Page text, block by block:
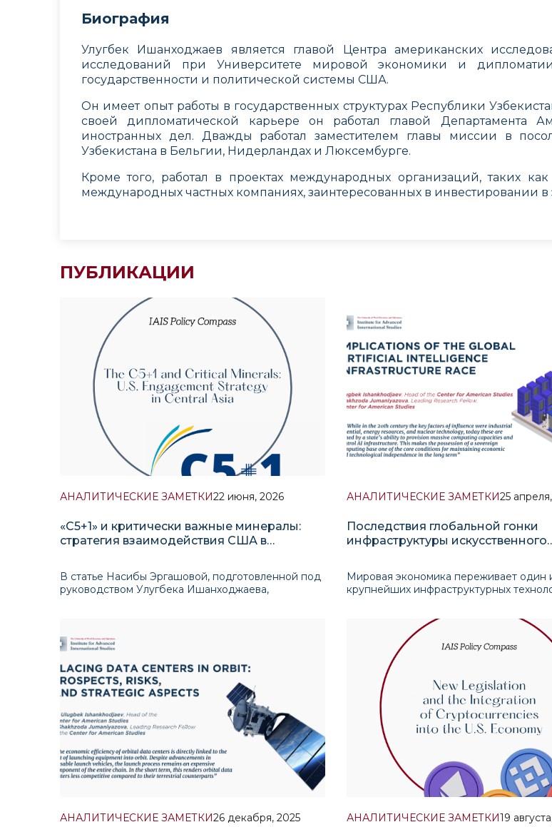
Биография
Улугбек Ишанходжаев является главой Центра американских
исследований при Университете мировой экономики и
государственности и политической системы США.
Он имеет опыт работы в государственных структурах Республики
своей дипломатической карьере он работал главой Департамента
иностранных дел. Дважды работал заместителем главы миссии в
Узбекистана в Бельгии, Нидерландах и Люксембурге.
Кроме того, работал в проектах международных организаций,
международных частных компаниях, заинтересованных в инвестировании в
ПУБЛИКАЦИИ
АНАЛИТИЧЕСКИЕ ЗАМЕТКИ22 июня, 2026
«C5+1» и критически важные минералы:
стратегия взаимодействия США в
В статье Насибы Эргашовой, подготовленной под
руководством Улугбека Ишанходжаева,
стал ключ
АНАЛИТИЧЕСКИЕ ЗАМЕТКИ25
Последствия глобальной гонки
инфраструктуры искусственного
Мировая экономика переживает один
крупнейших инфраструктурных
инфраструктуры искусственного
Глобальная экономическая архитектура
качественно новую фазу
АНАЛИТИЧЕСКИЕ ЗАМЕТКИ26 декабря, 2025 АНАЛИТИЧЕСКИЕ ЗАМЕТКИ19